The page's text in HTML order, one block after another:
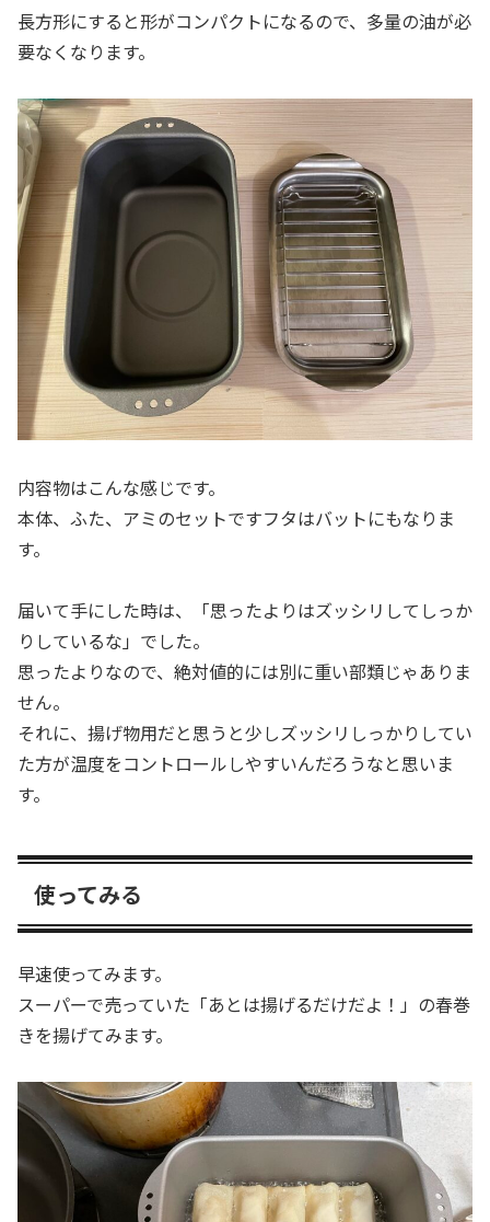
長方形にすると形がコンパクトになるので、多量の油が必
要なくなります。
内容物はこんな感じです。
本体、ふた、アミのセットですフタはバットにもなりま
す。
届いて手にした時は、「思ったよりはズッシリしてしっか
りしているな」でした。
思ったよりなので、絶対値的には別に重い部類じゃありま
せん。
それに、揚げ物用だと思うと少しズッシリしっかりしてい
た方が温度をコントロールしやすいんだろうなと思いま
す。
使ってみる
早速使ってみます。
スーパーで売っていた「あとは揚げるだけだよ！」の春巻
きを揚げてみます。